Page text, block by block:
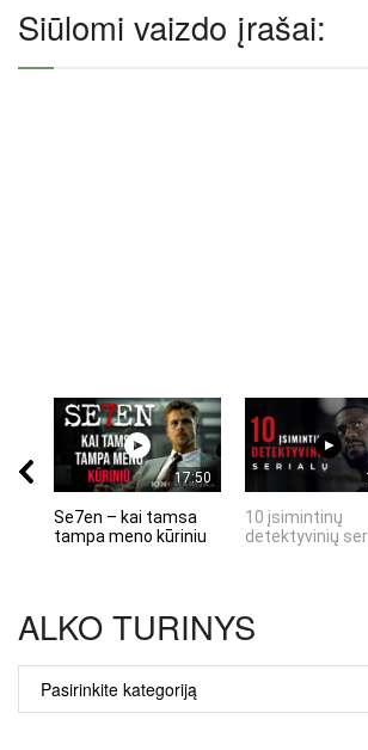
Siūlomi vaizdo įrašai:
17:50
Se7en – kai tamsa
tampa meno kūriniu
10 įsimintinų
detektyvinių
ALKO TURINYS
TURINYS